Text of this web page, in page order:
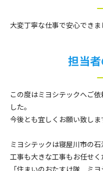
大変丁寧な仕事で安心できま
担当
この度はミヨシテックへご
した。
今後とも宜しくお願い致しま
ミヨシテックは寝屋川市の
工事も大きな工事もお任せく